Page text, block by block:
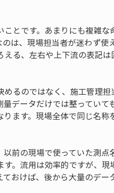
とです。あまりにも複雑
は、現場担当者が迷わず使
る、左右や上下流の表記
るのではなく、施工管理
データだけでは整っていて
ます。現場全体で同じ名
前の現場で使っていた測点
。流用は効率的ですが、
おけば、後から大量のデ